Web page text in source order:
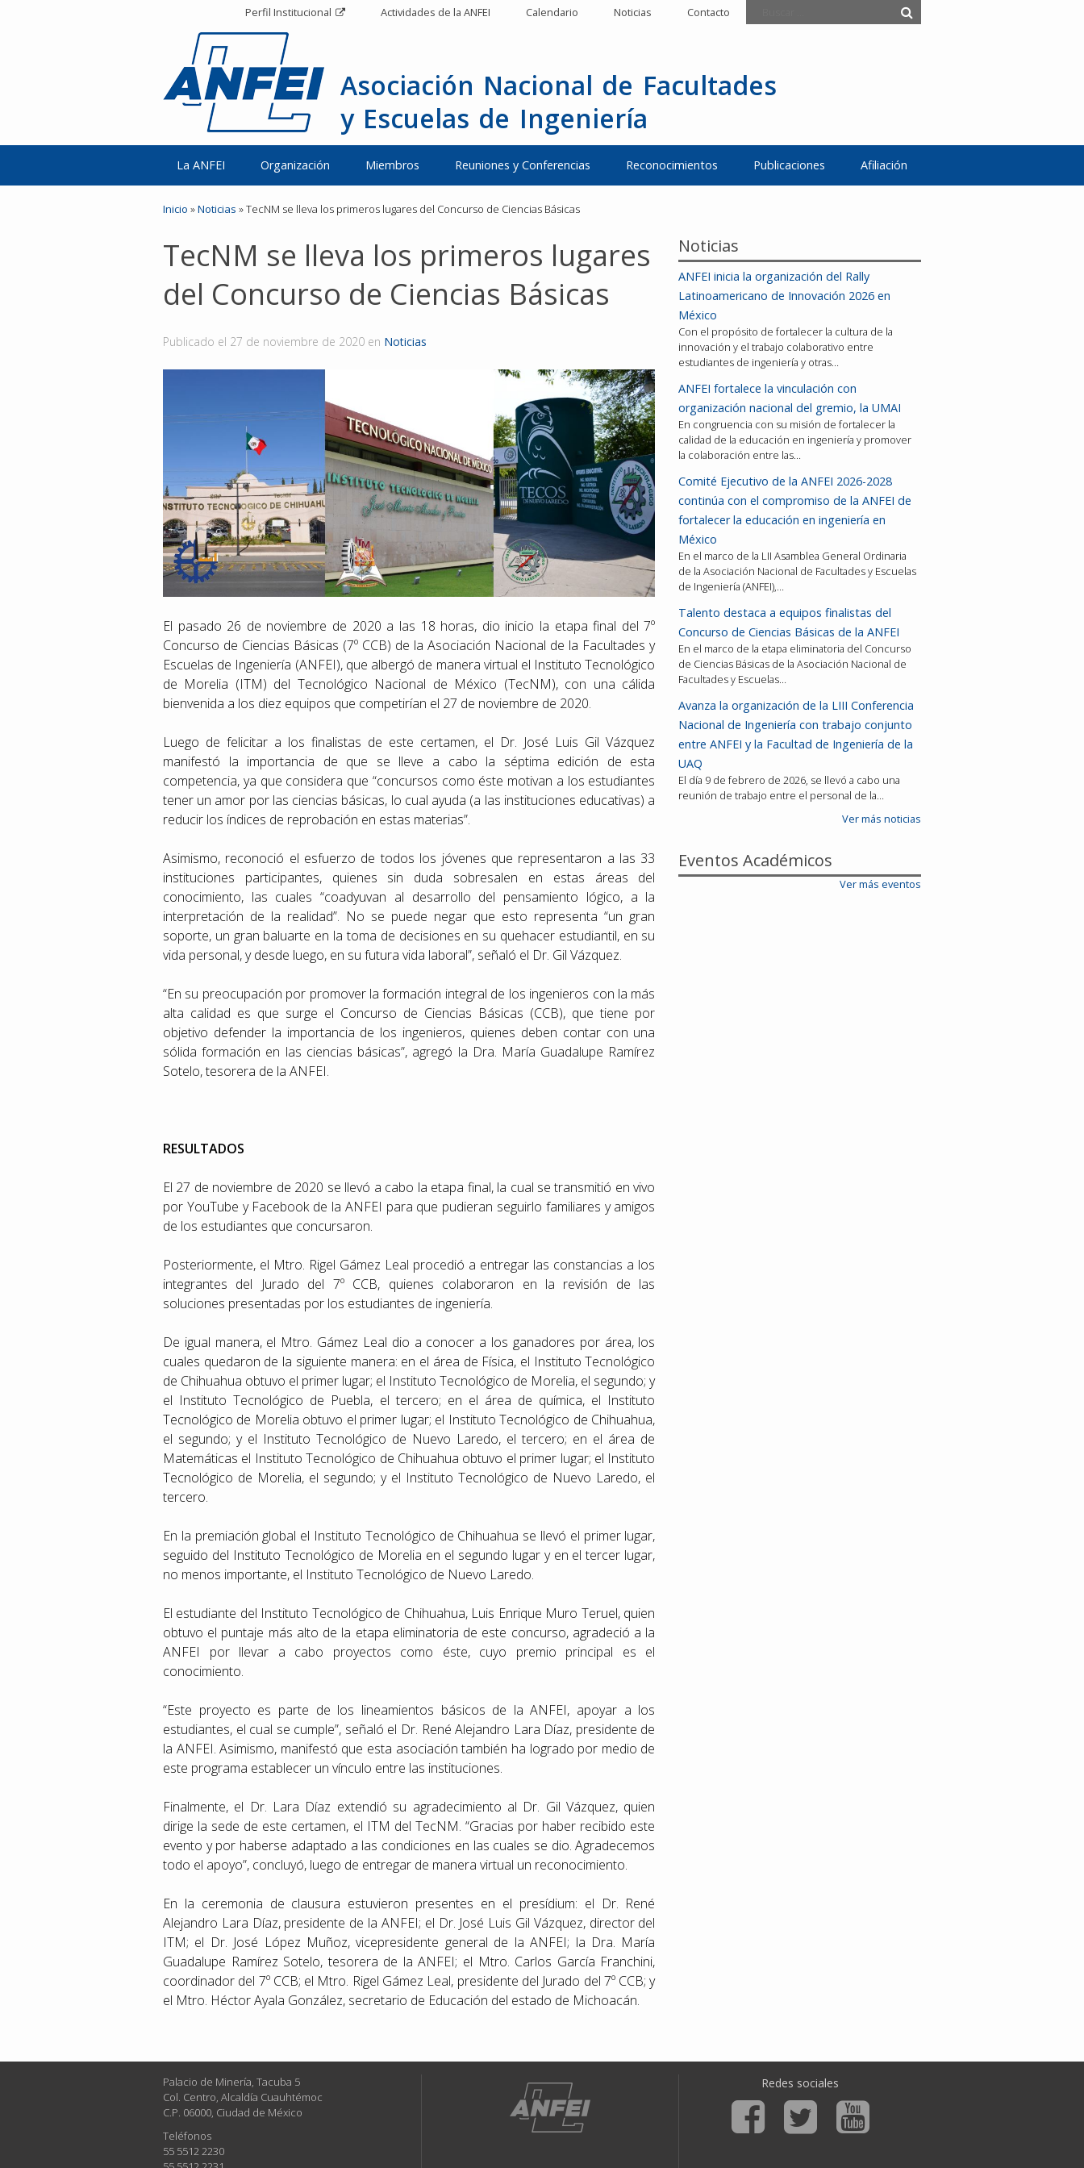
Perfil Institucional Actividades de la ANFEI Calendario Noticias Contacto
Asociación Nacional de Facultades
y Escuelas de Ingeniería
La ANFEI Organización Miembros Reuniones y Conferencias Reconocimientos Publicaciones Afiliación
Inicio »Noticias »TecNM se lleva los primeros lugares del Concurso de Ciencias Básicas
TecNM se lleva los primeros lugares
del Concurso de Ciencias Básicas
Publicado el 27 de noviembre de 2020 en Noticias
El pasado 26 de noviembre de 2020 a las 18 horas, dio inicio la etapa final del 7º
Concurso de Ciencias Básicas (7º CCB) de la Asociación Nacional de la Facultades y
Escuelas de Ingeniería (ANFEI), que albergó de manera virtual el Instituto Tecnológico
de Morelia (ITM) del Tecnológico Nacional de México (TecNM), con una cálida
bienvenida a los diez equipos que competirían el 27 de noviembre de 2020.
Luego de felicitar a los finalistas de este certamen, el Dr. José Luis Gil Vázquez
manifestó la importancia de que se lleve a cabo la séptima edición de esta
competencia, ya que considera que “concursos como éste motivan a los estudiantes
tener un amor por las ciencias básicas, lo cual ayuda (a las instituciones educativas) a
reducir los índices de reprobación en estas materias”.
Asimismo, reconoció el esfuerzo de todos los jóvenes que representaron a las 33
instituciones participantes, quienes sin duda sobresalen en estas áreas del
conocimiento, las cuales “coadyuvan al desarrollo del pensamiento lógico, a la
interpretación de la realidad”. No se puede negar que esto representa “un gran
soporte, un gran baluarte en la toma de decisiones en su quehacer estudiantil, en su
vida personal, y desde luego, en su futura vida laboral”, señaló el Dr. Gil Vázquez.
“En su preocupación por promover la formación integral de los ingenieros con la más
alta calidad es que surge el Concurso de Ciencias Básicas (CCB), que tiene por
objetivo defender la importancia de los ingenieros, quienes deben contar con una
sólida formación en las ciencias básicas”, agregó la Dra. María Guadalupe Ramírez
Sotelo, tesorera de la ANFEI.
RESULTADOS
El 27 de noviembre de 2020 se llevó a cabo la etapa final, la cual se transmitió en vivo
por YouTube y Facebook de la ANFEI para que pudieran seguirlo familiares y amigos
de los estudiantes que concursaron.
Posteriormente, el Mtro. Rigel Gámez Leal procedió a entregar las constancias a los
integrantes del Jurado del 7º CCB, quienes colaboraron en la revisión de las
soluciones presentadas por los estudiantes de ingeniería.
De igual manera, el Mtro. Gámez Leal dio a conocer a los ganadores por área, los
cuales quedaron de la siguiente manera: en el área de Física, el Instituto Tecnológico
de Chihuahua obtuvo el primer lugar; el Instituto Tecnológico de Morelia, el segundo; y
el Instituto Tecnológico de Puebla, el tercero; en el área de química, el Instituto
Tecnológico de Morelia obtuvo el primer lugar; el Instituto Tecnológico de Chihuahua,
el segundo; y el Instituto Tecnológico de Nuevo Laredo, el tercero; en el área de
Matemáticas el Instituto Tecnológico de Chihuahua obtuvo el primer lugar; el Instituto
Tecnológico de Morelia, el segundo; y el Instituto Tecnológico de Nuevo Laredo, el
tercero.
En la premiación global el Instituto Tecnológico de Chihuahua se llevó el primer lugar,
seguido del Instituto Tecnológico de Morelia en el segundo lugar y en el tercer lugar,
no menos importante, el Instituto Tecnológico de Nuevo Laredo.
El estudiante del Instituto Tecnológico de Chihuahua, Luis Enrique Muro Teruel, quien
obtuvo el puntaje más alto de la etapa eliminatoria de este concurso, agradeció a la
ANFEI por llevar a cabo proyectos como éste, cuyo premio principal es el
conocimiento.
“Este proyecto es parte de los lineamientos básicos de la ANFEI, apoyar a los
estudiantes, el cual se cumple”, señaló el Dr. René Alejandro Lara Díaz, presidente de
la ANFEI. Asimismo, manifestó que esta asociación también ha logrado por medio de
este programa establecer un vínculo entre las instituciones.
Finalmente, el Dr. Lara Díaz extendió su agradecimiento al Dr. Gil Vázquez, quien
dirige la sede de este certamen, el ITM del TecNM. “Gracias por haber recibido este
evento y por haberse adaptado a las condiciones en las cuales se dio. Agradecemos
todo el apoyo”, concluyó, luego de entregar de manera virtual un reconocimiento.
En la ceremonia de clausura estuvieron presentes en el presídium: el Dr. René
Alejandro Lara Díaz, presidente de la ANFEI; el Dr. José Luis Gil Vázquez, director del
ITM; el Dr. José López Muñoz, vicepresidente general de la ANFEI; la Dra. María
Guadalupe Ramírez Sotelo, tesorera de la ANFEI; el Mtro. Carlos García Franchini,
coordinador del 7º CCB; el Mtro. Rigel Gámez Leal, presidente del Jurado del 7º CCB; y
el Mtro. Héctor Ayala González, secretario de Educación del estado de Michoacán.
Noticias
ANFEI inicia la organización del Rally
Latinoamericano de Innovación 2026 en
México
Con el propósito de fortalecer la cultura de la
innovación y el trabajo colaborativo entre
estudiantes de ingeniería y otras…
ANFEI fortalece la vinculación con
organización nacional del gremio, la UMAI
En congruencia con su misión de fortalecer la
calidad de la educación en ingeniería y promover
la colaboración entre las…
Comité Ejecutivo de la ANFEI 2026-2028
continúa con el compromiso de la ANFEI de
fortalecer la educación en ingeniería en
México
En el marco de la LII Asamblea General Ordinaria
de la Asociación Nacional de Facultades y Escuelas
de Ingeniería (ANFEI),…
Talento destaca a equipos finalistas del
Concurso de Ciencias Básicas de la ANFEI
En el marco de la etapa eliminatoria del Concurso
de Ciencias Básicas de la Asociación Nacional de
Facultades y Escuelas…
Avanza la organización de la LIII Conferencia
Nacional de Ingeniería con trabajo conjunto
entre ANFEI y la Facultad de Ingeniería de la
UAQ
El día 9 de febrero de 2026, se llevó a cabo una
reunión de trabajo entre el personal de la…
Ver más noticias
Eventos Académicos
Ver más eventos
Palacio de Minería, Tacuba 5
Col. Centro, Alcaldía Cuauhtémoc
C.P. 06000, Ciudad de México
Teléfonos
55 5512 2230
Redes sociales